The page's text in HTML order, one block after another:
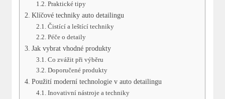
Praktické tipy
Klíčové⁤ techniky auto​ detailingu
Čistící a leštící techniky
Péče o ‌detaily
Jak vybrat vhodné ⁢produkty
Co zvážit při výběru
Doporučené produkty
Použití moderní‌ technologie v auto detailingu
Inovativní nástroje ‌a ⁤techniky